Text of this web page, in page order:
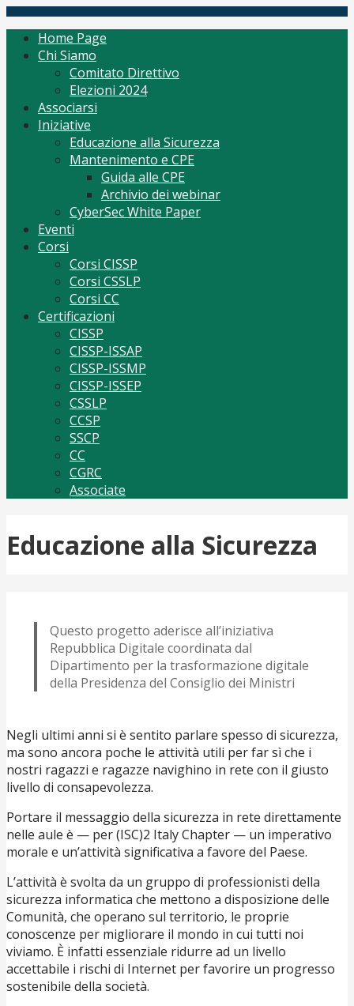
Skip
to
content
(ISC)2 Italy Chapter
Tutto per CISSP Corsi Orientamento mantenimento
Home Page
Chi Siamo
Comitato Direttivo
Elezioni 2024
Associarsi
Iniziative
Educazione alla Sicurezza
Mantenimento e CPE
Guida alle CPE
Archivio dei webinar
CyberSec White Paper
Eventi
Corsi
Corsi CISSP
Corsi CSSLP
Corsi CC
Certificazioni
CISSP
CISSP-ISSAP
CISSP-ISSMP
CISSP-ISSEP
CSSLP
CCSP
SSCP
CC
CGRC
Associate
Educazione alla Sicurezza
Questo progetto aderisce all’iniziativa
Repubblica Digitale coordinata dal
Dipartimento per la trasformazione digitale
della Presidenza del Consiglio dei Ministri
Negli ultimi anni si è sentito parlare spesso di sicurezza,
ma sono ancora poche le attività utili per far sì che i
nostri ragazzi e ragazze navighino in rete con il giusto
livello di consapevolezza.
Portare il messaggio della sicurezza in rete direttamente
nelle aule è — per (ISC)2 Italy Chapter — un imperativo
morale e un’attività significativa a favore del Paese.
L’attività è svolta da un gruppo di professionisti della
sicurezza informatica che mettono a disposizione delle
Comunità, che operano sul territorio, le proprie
conoscenze per migliorare il mondo in cui tutti noi
viviamo. È infatti essenziale ridurre ad un livello
accettabile i rischi di Internet per favorire un progresso
sostenibile della società.